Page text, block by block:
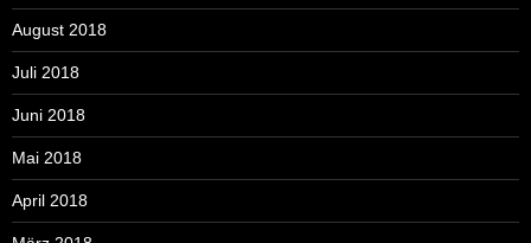
August 2018
Juli 2018
Juni 2018
Mai 2018
April 2018